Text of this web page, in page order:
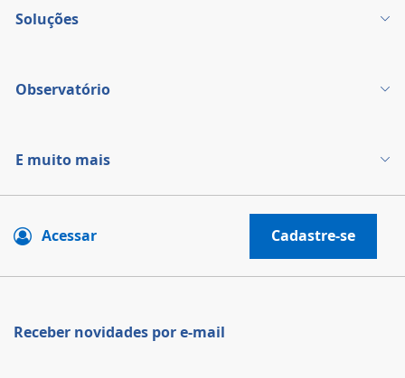
Soluções
Observatório
E muito mais
Acessar Cadastre-se
Receber novidades por e-mail